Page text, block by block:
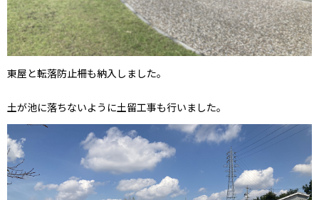
東屋と転落防止柵も納入しました。
土が池に落ちないように土留工事も行いました。